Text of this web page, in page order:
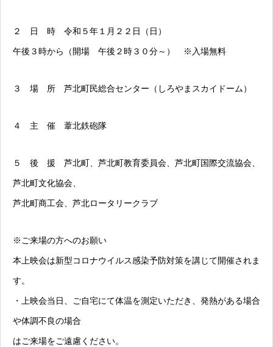
２ 日 時 令和５年１月２２日（日）
午後３時から（開場 午後２時３０分～） ※入場無料
３ 場 所 芦北町民総合センター（しろやまスカイドーム）
４ 主 催 葦北鉄砲隊
５ 後 援 芦北町、芦北町教育委員会、芦北町国際交流協会、
芦北町文化協会、
芦北町商工会、芦北ロータリークラブ
※ご来場の方へのお願い
本上映会は新型コロナウイルス感染予防対策を講じて開催されま
す。
・上映会当日、ご自宅にて体温を測定いただき、発熱がある場合
や体調不良の場合
はご来場をご遠慮ください。